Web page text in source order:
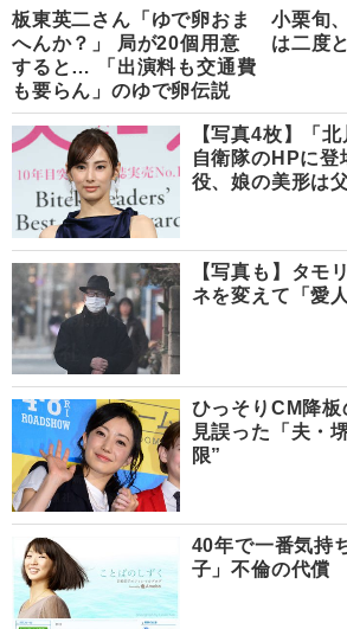
板東英二さん「ゆで卵おま
へんか？」 局が20個用意
すると… 「出演料も交通費
も要らん」のゆで卵伝説
小栗旬
は二度
【写真4枚】「
自衛隊のHPに
役、娘の美形は
【写真も】タ
ネを変えて「愛
ひっそりCM降
見誤った「夫・
限”
40年で一番気持
子」不倫の代償